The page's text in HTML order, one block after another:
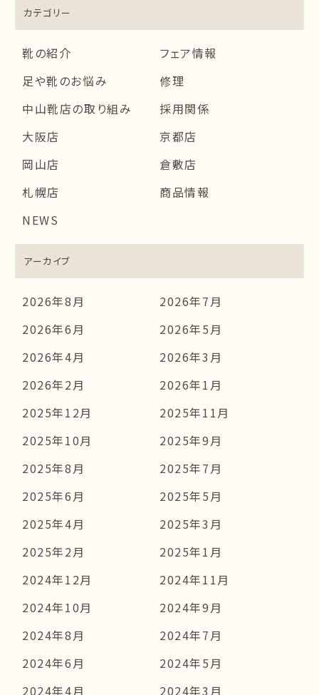
カテゴリー
靴の紹介
フェア情報
足や靴のお悩み
修理
中山靴店の取り組み
採用関係
大阪店
京都店
岡山店
倉敷店
札幌店
商品情報
NEWS
アーカイブ
2026年8月
2026年7月
2026年6月
2026年5月
2026年4月
2026年3月
2026年2月
2026年1月
2025年12月
2025年11月
2025年10月
2025年9月
2025年8月
2025年7月
2025年6月
2025年5月
2025年4月
2025年3月
2025年2月
2025年1月
2024年12月
2024年11月
2024年10月
2024年9月
2024年8月
2024年7月
2024年6月
2024年5月
2024年4月
2024年3月